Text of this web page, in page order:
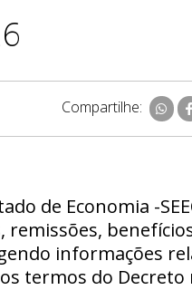
Compartilhe:
de Economia -
remissões,
informações
termos do Decreto